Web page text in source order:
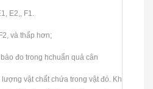
E2,, F1.
và thấp hơn;
đo trong hchuẩn quả cân
vật chất chứa trong vật đó. Kh